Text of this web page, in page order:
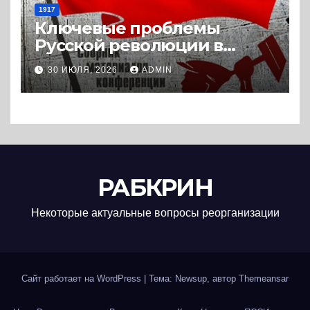
1917
Ключевые проблемы
Русской революции в
историографии
сегодняшнего дня (2024) *
Книга
30 ИЮЛЯ, 2026 ADMIN
РАБКРИН
Некоторые актуальные вопросы реорганизации
Сайт работает на WordPress Тема: Newsup, автор Themeansar